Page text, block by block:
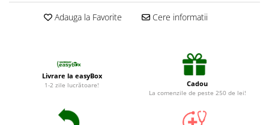
Adauga la Favorite Cere informatii
Livrare la easyBox
1-2 zile lucrătoare! Cadou
La comenzile de peste 250 de lei!